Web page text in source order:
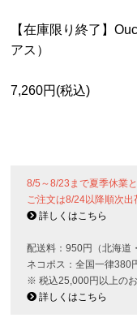
【在庫限り終了】
アス）
7,260円(税込)
8/5～8/23まで夏季休業
ご注文は8/24以降順次出
詳しくはこちら
配送料：950円（北海道
ネコポス：全国一律380
※ 税込25,000円以上の
詳しくはこちら